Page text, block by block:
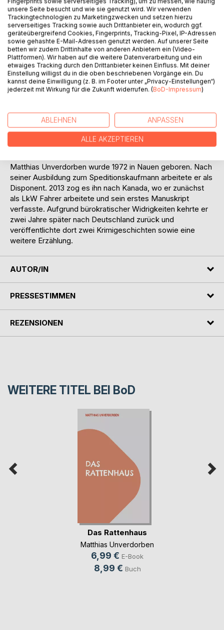
BESCHREIBUNG
Tom hat die Nase voll von seinem Leben in Deutschland.
Im Glauben, das es ihm auf der anderen Seite des Atlantik
besser geht, entschließt er sich nach Kanada
aufzubrechen. Eine Entscheidung, die ihm von Beginn an so
verkauft hat, macht er sich ohne weitere Vorbereitungen in
Begleitung seiner Frau Lisa und ihrem Sohn Jonas auf den
Weg. Doch schon bei der Ankunft in Kanada wird Tom vor
eine erste Hürde gestellt.
Matthias Unverdorben wurde 1972 in Nauen geboren. Nach
seiner Ausbildung zum Speditionskaufmann arbeitete er als
Disponent. 2013 zog es ihn nach Kanada, wo er zunächst
als LkW Fahrer arbeitete und sein erstes Manuskript
verfasste. Aufgrund bürokratischer Widrigkeiten kehrte er
zwei Jahre später nach Deutschland zurück und
veröffentlichte dort zwei Krimigeschichten sowie eine
weitere Erzählung.
AUTOR/IN
PRESSESTIMMEN
REZENSIONEN
WEITERE TITEL BEI BoD
Das Rattenhaus
Matthias Unverdorben
6,99 € E-Book
8,99 € Buch
unsere Seite besucht und wie sie genutzt wird. Wir verwenden
Trackingtechnologien zu Marketingzwecken und setzen hierzu
serverseitiges Tracking sowie auch Drittanbieter ein, wodurch ggf.
geräteübergreifend Cookies, Fingerprints, Tracking-Pixel, IP-Adressen
sowie gehashte E-Mail-Adressen genutzt werden. Auf unserer Seite
betten wir zudem Drittinhalte von anderen Anbietern ein (Video-
Plattformen). Wir haben auf die weitere Datenverarbeitung und ein
etwaiges Tracking durch den Drittanbieter keinen Einfluss. Mit deiner
Einstellung willigst du in die oben beschriebenen Vorgänge ein. Du
kannst deine Einwilligung (z. B. im Footer unter „Privacy-Einstellungen“)
jederzeit mit Wirkung für die Zukunft widerrufen. (BoD-Impressum)
ABLEHNEN ANPASSEN
ALLE AKZEPTIEREN